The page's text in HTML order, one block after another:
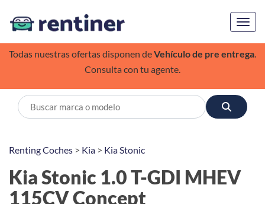
Todas nuestras ofertas disponen deVehículo de pre entrega.
Consulta con tu agente.
Renting Coches > Kia > Kia Stonic
Kia Stonic 1.0 T-GDI MHEV
115CV Concept